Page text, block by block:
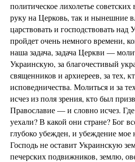
политическое лихолетье
руку на Церковь, так и нынешние
царствовать и господствовать
пройдет очень немного времени,
наша задача, задача Церкви —
Украинскую, за благочестивый
священников и архиереев, за тех,
исповедничества. Молиться и за
исчез из поля зрения, кто был
Православие — и словно исчез.
уехали? В какой они стране? Бог
глубоко убежден, и убеждение мое
Господь не оставит Украинскую
печерских подвижников, землю,